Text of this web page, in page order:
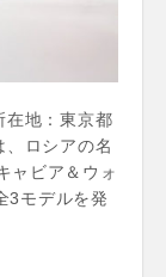
在地：東京都
ロシアの名
ャビア＆ウォ
3モデルを発